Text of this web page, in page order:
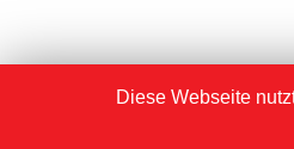
Diese Webseite